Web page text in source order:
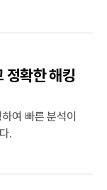
정확한 해킹
여 빠른 분석이
.